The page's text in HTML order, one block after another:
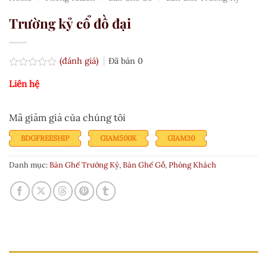
Trường kỷ cổ đồ đại
xếp
5
sao
(đánh giá) Đã bán 0
Liên hệ
Mã giảm giá của chúng tôi
BDGFREESHIP GIAM500K GIAM30
Danh mục:Bàn Ghế Trường Kỷ,Bàn Ghế Gỗ,Phòng Khách